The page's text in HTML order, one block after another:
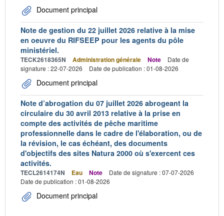
Document principal
Note de gestion du 22 juillet 2026 relative à la mise
en oeuvre du RIFSEEP pour les agents du pôle
ministériel.
TECK2618365N Administration générale Note
Date de
signature : 22-07-2026
Date de publication : 01-08-2026
Document principal
Note d’abrogation du 07 juillet 2026 abrogeant la
circulaire du 30 avril 2013 relative à la prise en
compte des activités de pêche maritime
professionnelle dans le cadre de l'élaboration, ou de
la révision, le cas échéant, des documents
d'objectifs des sites Natura 2000 où s'exercent ces
activités.
TECL2614174N Eau Note
Date de signature : 07-07-2026
Date de publication : 01-08-2026
Document principal